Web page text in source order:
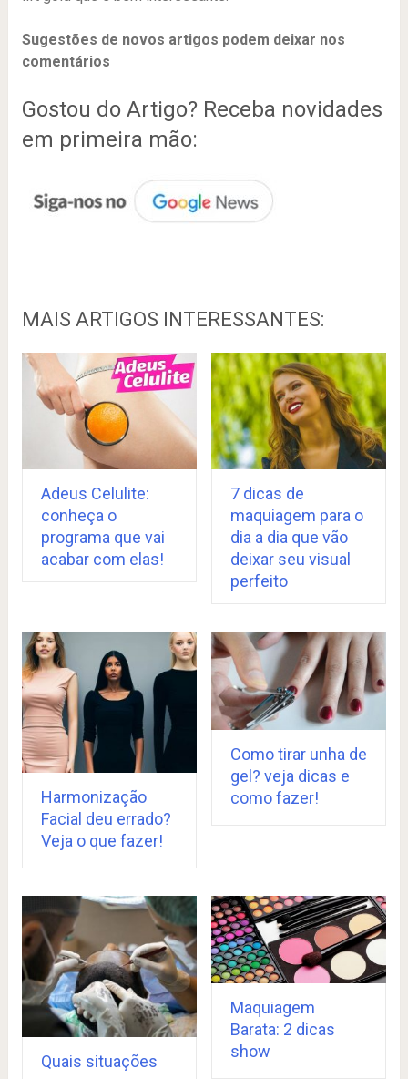
Sugestões de novos artigos podem deixar nos
comentários
Gostou do Artigo? Receba novidades
em primeira mão:
MAIS ARTIGOS INTERESSANTES:
Adeus Celulite:
conheça o
programa que vai
acabar com elas!
7 dicas de
maquiagem para o
dia a dia que vão
deixar seu visual
perfeito
Harmonização
Facial deu errado?
Veja o que fazer!
Como tirar unha de
gel? veja dicas e
como fazer!
Quais situações
Maquiagem
Barata: 2 dicas
show